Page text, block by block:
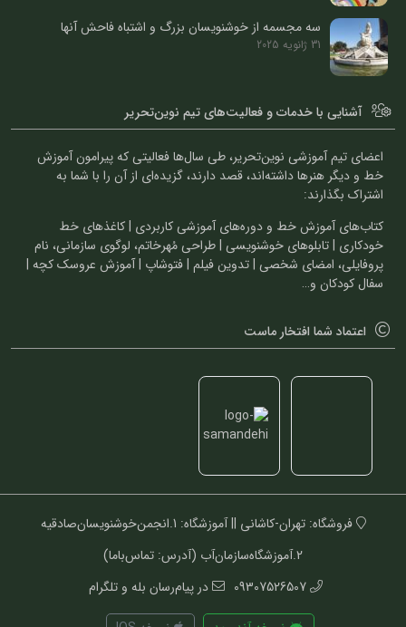
سه مجسمه از خوشنویسان بزرگ و اشتباه فاحش آنها
31 ژانویه 2025
آشنایی با خدمات و فعالیت‌های تیم نوین‌تحریر
اعضای تیم آموزشی نوین‌تحریر، طی سال‌ها فعالیتی که پیرامون آموزش
خط و دیگر هنرها داشته‌اند، قصد دارند، گزیده‌ای از آن را با شما به
اشتراک بگذارند:
کتاب‌های آموزش خط و دوره‌های آموزشی کاربردی | کاغذهای خط
خودکاری | تابلوهای خوشنویسی | طراحی مُهرخاتم، لوگوی سازمانی، نام
پروفایلی، امضای شخصی | تدوین فیلم | فتوشاپ | آموزش عروسک کچه |
سفال کودکان و…
اعتماد شما افتخار ماست
فروشگاه: تهران-کاشانی || آموزشگاه: 1.انجمن‌خوشنویسان‌صادقیه
2.آموزشگاه‌سازمان‌آب (آدرس: تماس‌باما)
09307526507
در پیام‌رسان بله و تلگرام